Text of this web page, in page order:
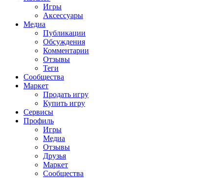
Игры
Аксессуары
Медиа
Публикации
Обсуждения
Комментарии
Отзывы
Теги
Сообщества
Маркет
Продать игру
Купить игру
Сервисы
Профиль
Игры
Медиа
Отзывы
Друзья
Маркет
Сообщества